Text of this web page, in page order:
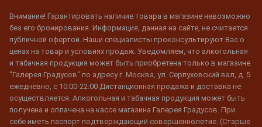
Внимание! Гарантировать наличие товара в магазине невозможно
без его бронирования. Информация, данная на сайте, не считается
публичной офертой. Наши специалисты проконсультируют Вас о
ценах на товар и условиях продаж. Уведомляем, что алкогольная
и табачная продукция может быть приобретена только в магазине
"Галерея Градусов" по адресу г. Москва, ул. Серпуховский вал, д. 5
ежедневно, с 10:00-22:00 Дистанционная продажа и доставка не
осуществляется. Алкогольная и табачная продукция может быть
получена и оплачена на кассе магазина Галерея Градусов. При
себе иметь паспорт подтверждающий совершеннолетие. (Старше